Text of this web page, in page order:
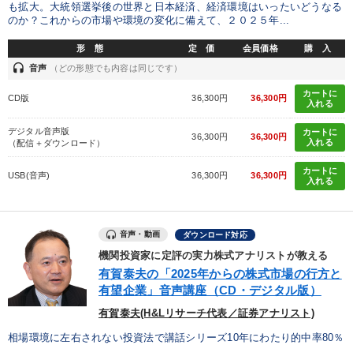
も拡大。大統領選挙後の世界と日本経済、経済環境はいったいどうなる
のか？これからの市場や環境の変化に備えて、２０２５年...
形 態 定 価 会員価格 購 入
headset 音声 （どの形態でも内容は同じです）
CD版 36,300円 36,300円
カートに
入れる
デジタル音声版
（配信＋ダウンロード）
36,300円 36,300円
カートに
入れる
USB(音声) 36,300円 36,300円
カートに
入れる
音声・動画 ダウンロード対応
機関投資家に定評の実力株式アナリストが教える
有賀泰夫の「2025年からの株式市場の行方と
有望企業」音声講座（CD・デジタル版）
有賀泰夫(H&Lリサーチ代表／証券アナリスト)
相場環境に左右されない投資法で講話シリーズ10年にわたり的中率80％